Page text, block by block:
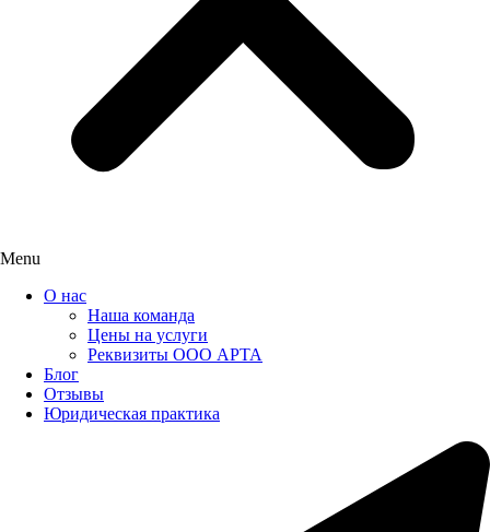
Menu
О нас
Наша команда
Цены на услуги
Реквизиты ООО АРТА
Блог
Отзывы
Юридическая практика